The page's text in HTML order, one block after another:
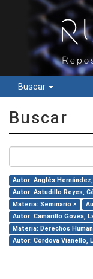
Buscar
Buscar
Autor: Anglés
Autor: Astudillo Reyes,
Materia: Seminario ×
Autor: Camarillo Govea,
Materia: Derechos
Autor: Córdova Vianello,